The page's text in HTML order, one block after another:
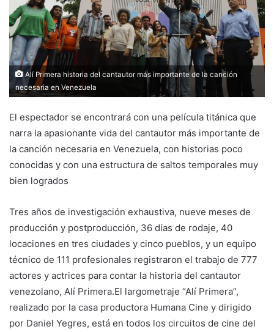
Alí Primera historia del cantautor más importante de la canción
necesaria en Venezuela
El espectador se encontrará con una película titánica que
narra la apasionante vida del cantautor más importante de
la canción necesaria en Venezuela, con historias poco
conocidas y con una estructura de saltos temporales muy
bien logrados
Tres años de investigación exhaustiva, nueve meses de
producción y postproducción, 36 días de rodaje, 40
locaciones en tres ciudades y cinco pueblos, y un equipo
técnico de 111 profesionales registraron el trabajo de 777
actores y actrices para contar la historia del cantautor
venezolano, Alí Primera.El largometraje “Alí Primera”,
realizado por la casa productora Humana Cine y dirigido
por Daniel Yegres, está en todos los circuitos de cine del